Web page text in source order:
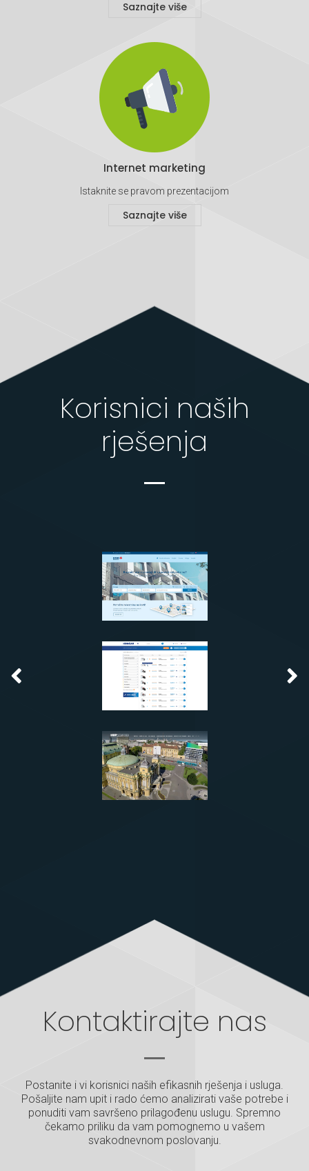
Saznajte više
Internet marketing
Istaknite se pravom prezentacijom
Saznajte više
Korisnici naših
rješenja
Kontaktirajte nas
Postanite i vi korisnici naših efikasnih rješenja i usluga.
Pošaljite nam upit i rado ćemo analizirati vaše potrebe i
ponuditi vam savršeno prilagođenu uslugu. Spremno
čekamo priliku da vam pomognemo u vašem
svakodnevnom poslovanju.